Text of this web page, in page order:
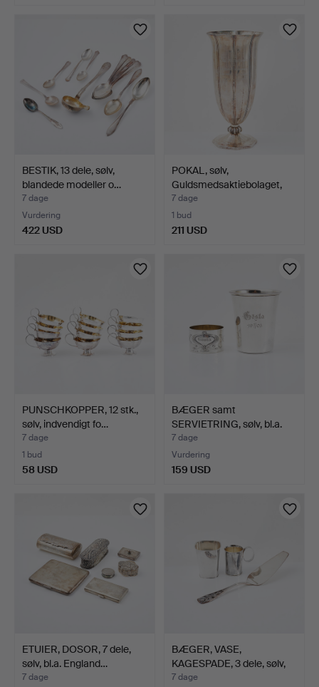
BESTIK, 13 dele, sølv,
blandede modeller o…
7 dage
Vurdering
422 USD
POKAL, sølv,
Guldsmedsaktiebolaget,
Stockh…
7 dage
1 bud
211 USD
PUNSCHKOPPER, 12 stk.,
sølv, indvendigt fo…
7 dage
1 bud
58 USD
BÆGER samt
SERVIETRING, sølv, bl.a.
GAB, S…
7 dage
Vurdering
159 USD
ETUIER, DOSOR, 7 dele,
sølv, bl.a. England…
7 dage
BÆGER, VASE,
KAGESPADE, 3 dele, sølv,
bæge…
7 dage